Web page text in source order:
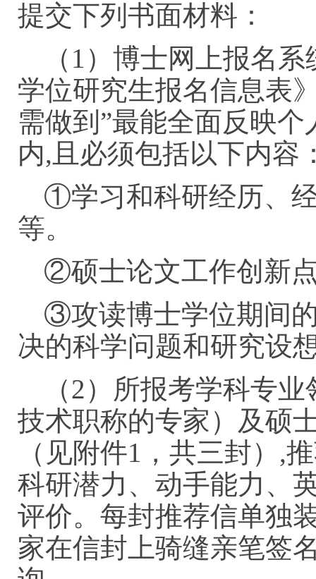
提交下列书面材料：
（1）博士网上报名
学位研究生报名信息表
需做到”最能全面反映个
内,且必须包括以下内
①学习和科研经历、
等。
②硕士论文工作创新
③攻读博士学位期间
决的科学问题和研究设
（2）所报考学科专
技术职称的专家）及硕
（见附件1，共三封）,
科研潜力、动手能力、
评价。每封推荐信单独
家在信封上骑缝亲笔签